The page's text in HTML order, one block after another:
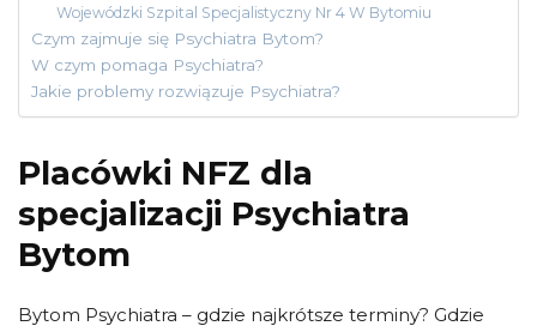
Wojewódzki Szpital Specjalistyczny Nr 4 W Bytomiu
Czym zajmuje się Psychiatra Bytom?
W czym pomaga Psychiatra?
Jakie problemy rozwiązuje Psychiatra?
Placówki NFZ dla
specjalizacji Psychiatra
Bytom
Bytom Psychiatra – gdzie najkrótsze terminy? Gdzie